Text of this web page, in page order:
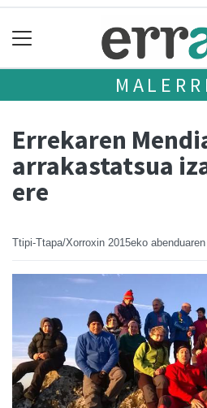
Errekaren
arrakastatsua
ere
Ttipi-Ttapa/Xorroxin 2015eko